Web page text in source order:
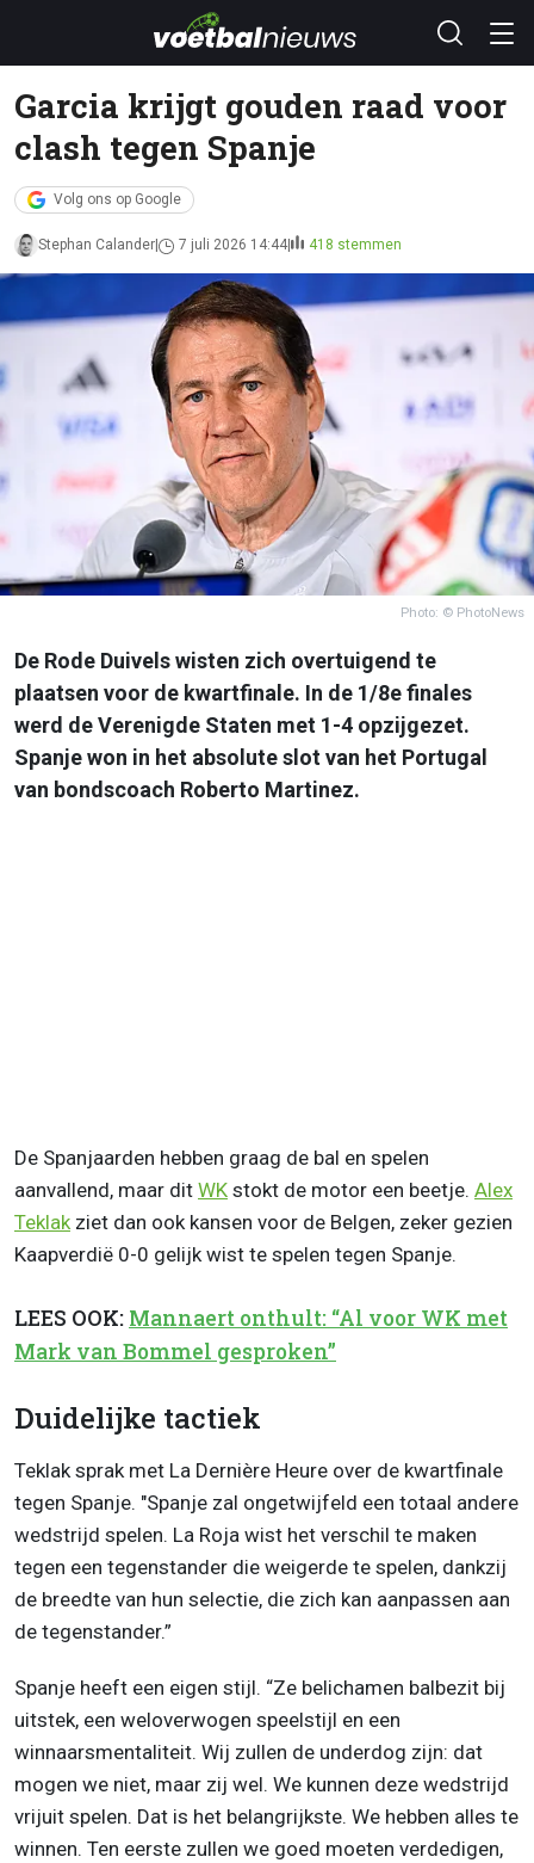
Garcia krijgt gouden raad voor
clash tegen Spanje
Volg ons op Google
Stephan Calander 7 juli 2026 14:44 418 stemmen
Photo: © PhotoNews
De Rode Duivels wisten zich overtuigend te
plaatsen voor de kwartfinale. In de 1/8e finales
werd de Verenigde Staten met 1-4 opzijgezet.
Spanje won in het absolute slot van het Portugal
van bondscoach Roberto Martinez.
De Spanjaarden hebben graag de bal en spelen
aanvallend, maar dit WK stokt de motor een beetje. Alex
Teklak ziet dan ook kansen voor de Belgen, zeker gezien
Kaapverdië 0-0 gelijk wist te spelen tegen Spanje.
LEES OOK: Mannaert onthult: “Al voor WK met
Mark van Bommel gesproken”
Duidelijke tactiek
Teklak sprak met La Dernière Heure over de kwartfinale
tegen Spanje. "Spanje zal ongetwijfeld een totaal andere
wedstrijd spelen. La Roja wist het verschil te maken
tegen een tegenstander die weigerde te spelen, dankzij
de breedte van hun selectie, die zich kan aanpassen aan
de tegenstander.”
Spanje heeft een eigen stijl. “Ze belichamen balbezit bij
uitstek, een weloverwogen speelstijl en een
winnaarsmentaliteit. Wij zullen de underdog zijn: dat
mogen we niet, maar zij wel. We kunnen deze wedstrijd
vrijuit spelen. Dat is het belangrijkste. We hebben alles te
winnen. Ten eerste zullen we goed moeten verdedigen,